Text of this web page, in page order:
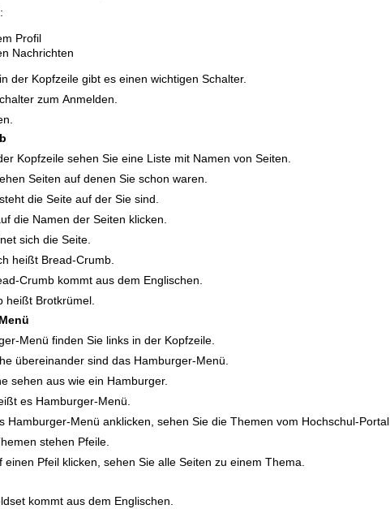
Profil
Nachrichten
der Kopfzeile gibt es einen wichtigen Schalter.
zum Anmelden.
Kopfzeile sehen Sie eine Liste mit Namen von Seiten.
Seiten auf denen Sie schon waren.
die Seite auf der Sie sind.
die Namen der Seiten klicken.
sich die Seite.
heißt Bread-Crumb.
Crumb kommt aus dem Englischen.
heißt Brotkrümel.
Menü finden Sie links in der Kopfzeile.
übereinander sind das Hamburger-Menü.
sehen aus wie ein Hamburger.
es Hamburger-Menü.
Hamburger-Menü anklicken, sehen Sie die Themen vom Hochschul-Portal.
stehen Pfeile.
einen Pfeil klicken, sehen Sie alle Seiten zu einem Thema.
kommt aus dem Englischen.